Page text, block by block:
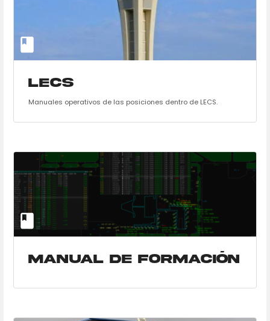
LECS
Manuales operativos de las posiciones dentro de LECS.
Manual de Formación